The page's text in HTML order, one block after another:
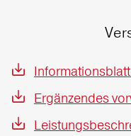
Ergänzendes